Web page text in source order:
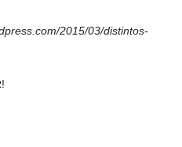
2015/03/distintos-